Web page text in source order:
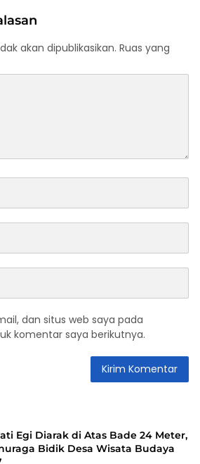
akan dipublikasikan. Ruas yang
dan situs web saya pada
komentar saya berikutnya.
Egi Diarak di Atas Bade 24 Meter,
Bidik Desa Wisata Budaya